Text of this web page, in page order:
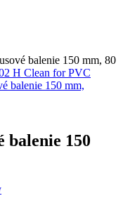
balenie 150 mm, 80
H Clean for PVC
balenie 150 mm,
balenie 150